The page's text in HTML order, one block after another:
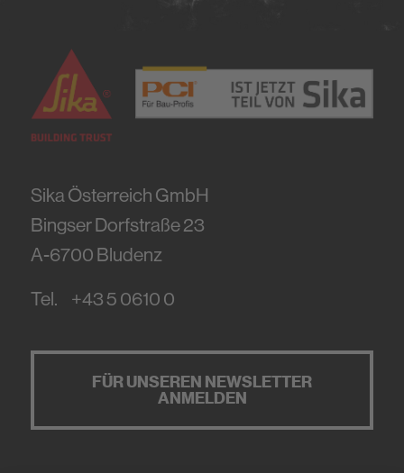
Sika Österreich GmbH
Bingser Dorfstraße 23
A-6700 Bludenz
Tel. +43 5 0610 0
FÜR UNSEREN NEWSLETTER
ANMELDEN